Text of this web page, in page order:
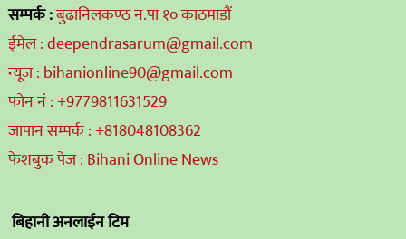
सम्पर्क :बुढानिलकण्ठ न.पा १० काठमाडौं
ईमेल : deependrasarum@gmail.com
न्यूज : bihanionline90@gmail.com
फोन नं : +9779811631529
जापान सम्पर्क : +818048108362
फेशबुक पेज : Bihani Online News
बिहानी अनलाईन टिम